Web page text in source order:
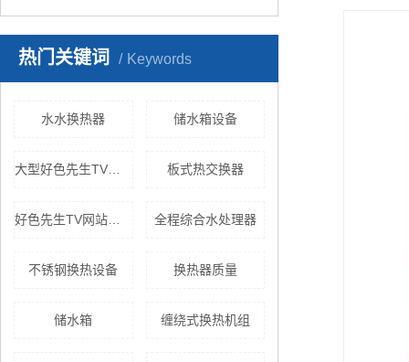
热门关键词 Keywords
水水换热器 储水箱设备
板式热交换器
全程综合水处理器
不锈钢换热设备 换热器质量
储水箱 缠绕式换热机组